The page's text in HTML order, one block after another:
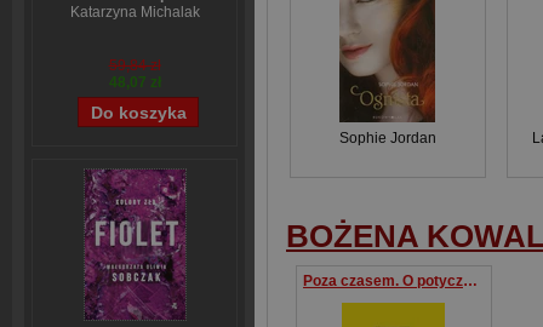
Katarzyna Michalak
59,84 zł
48,07 zł
Sophie Jordan
BOŻENA
Poza czasem. O potyczkach z codziennością